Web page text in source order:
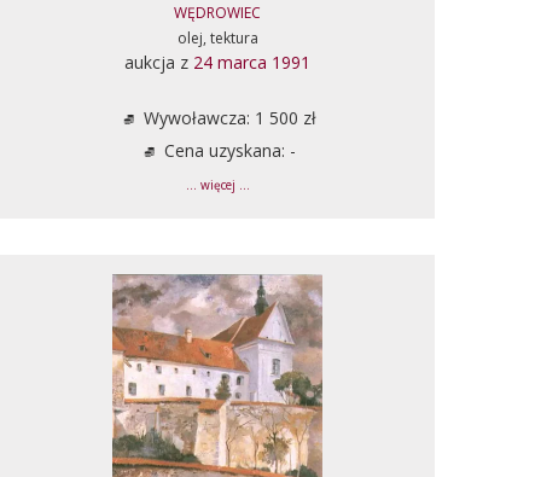
WĘDROWIEC
olej, tektura
aukcja z 24 marca 1991
Wywoławcza: 1 500 zł
Cena uzyskana: -
... więcej ...